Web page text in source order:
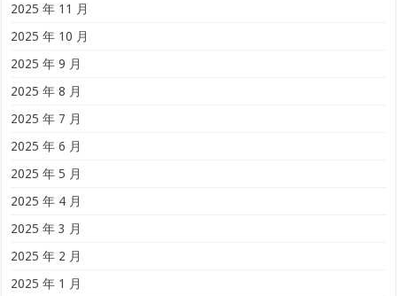
2025 年 11 月
2025 年 10 月
2025 年 9 月
2025 年 8 月
2025 年 7 月
2025 年 6 月
2025 年 5 月
2025 年 4 月
2025 年 3 月
2025 年 2 月
2025 年 1 月